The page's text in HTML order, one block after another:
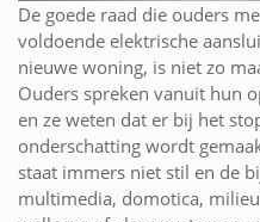
De goede raad die ouders
voldoende elektrische
nieuwe woning, is niet zo
Ouders spreken vanuit hun
en ze weten dat er bij het
onderschatting wordt
staat immers niet stil en de
multimedia, domotica,